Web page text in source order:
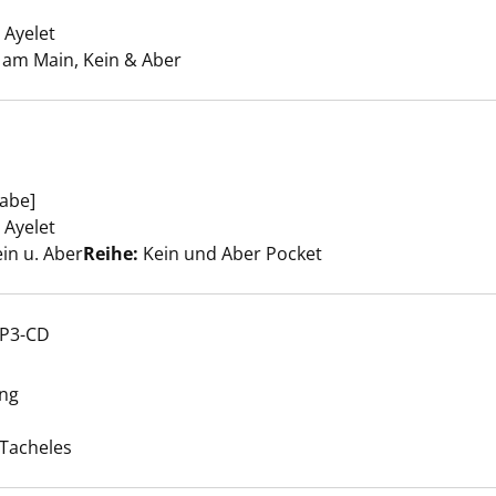
Gäste anzeigen
Main, Kein & Aber
u. AberReihe: Kein und Aber Pocket
anzeigen
CD